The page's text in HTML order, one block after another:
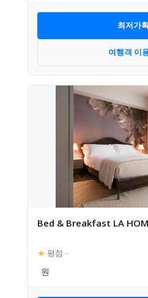
최저가
여행객 이
Bed & Breakfast LA
★ 평점 –